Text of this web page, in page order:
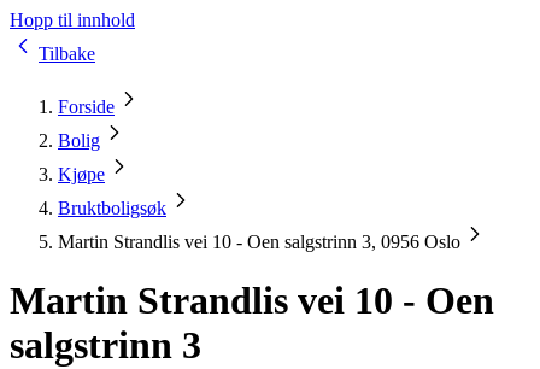
Hopp til innhold
Tilbake
Forside
Bolig
Kjøpe
Bruktboligsøk
Martin Strandlis vei 10 - Oen salgstrinn 3, 0956 Oslo
Martin Strandlis vei 10 - Oen
salgstrinn 3